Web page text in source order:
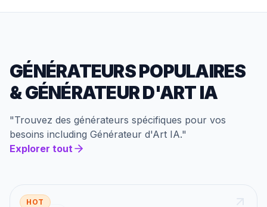
GÉNÉRATEURS POPULAIRES
&GÉNÉRATEUR D'ART IA
"Trouvez des générateurs spécifiques pour vos
besoins including Générateur d'Art IA."
Explorer tout
HOT